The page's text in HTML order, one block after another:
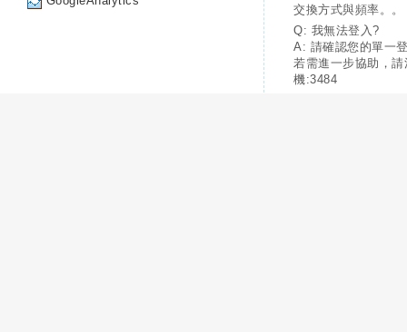
交換方式與頻率。。
Q: 我無法登入?
A: 請確認您的單一
若需進一步協助，
機:3484